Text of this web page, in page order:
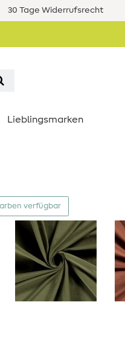
30 Tage Widerrufsrecht
Lieblingsmarken
verfügbar